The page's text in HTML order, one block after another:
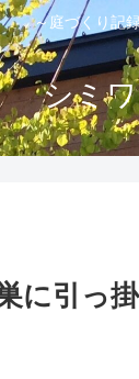
～庭づくり記
シミ
に引っ